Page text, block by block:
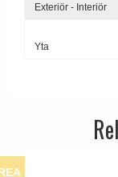
Exteriör - Interiör
Yta